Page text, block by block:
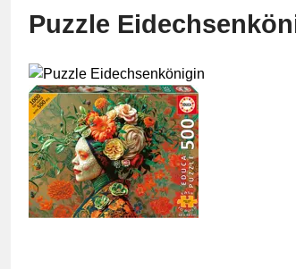
Puzzle